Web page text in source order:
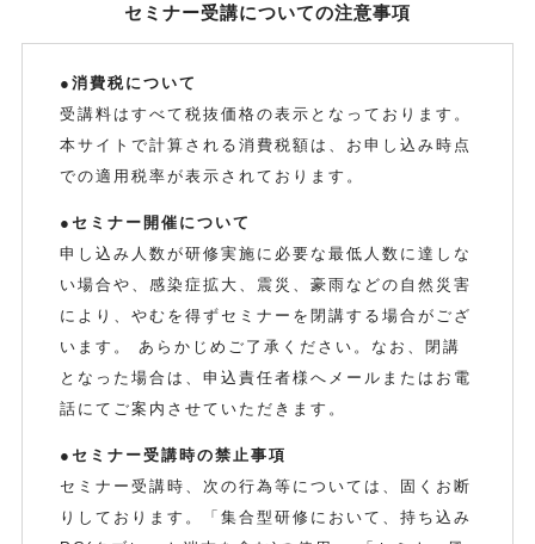
セミナー受講についての注意事項
●消費税について
受講料はすべて税抜価格の表示となっております。
本サイトで計算される消費税額は、お申し込み時点
での適用税率が表示されております。
●セミナー開催について
申し込み人数が研修実施に必要な最低人数に達しな
い場合や、感染症拡大、震災、豪雨などの自然災害
により、やむを得ずセミナーを閉講する場合がござ
います。 あらかじめご了承ください。なお、閉講
となった場合は、申込責任者様へメールまたはお電
話にてご案内させていただきます。
●セミナー受講時の禁止事項
セミナー受講時、次の行為等については、固くお断
りしております。「集合型研修において、持ち込み